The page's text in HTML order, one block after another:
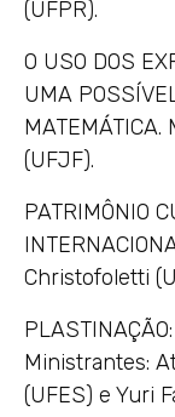
(UFPR).
O USO DOS
UMA
(UFJF).
PATRIMÔNIO
Christofoletti
Ministrantes:
(UFES) e Yuri